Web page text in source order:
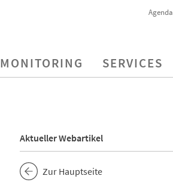
Agenda
MONITORING SERVICES
Aktueller Webartikel
Zur Hauptseite